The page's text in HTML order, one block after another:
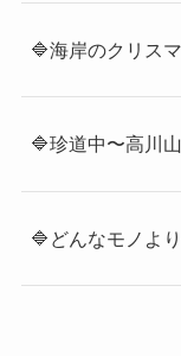
🔷海岸のクリス
🔷珍道中〜高川
🔷どんなモノよ